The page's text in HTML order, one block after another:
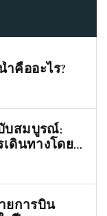
คืออะไร?
บสมบูรณ์:
ดินทางโดย
ยการบิน